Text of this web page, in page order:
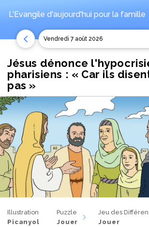
L'Evangile d'aujourd'hui pour la famille
vendredi 7 août 2026
Jésus dénonce
pharisiens : « Car ils
pas »
Illustration
Picanyol
Puzzle
Jouer
Jeu des
Jouer